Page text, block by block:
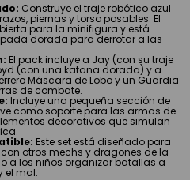
Construye el traje robótico azul
piernas y torso posables. El
para la minifigura y está
dorada para derrotar a las
El pack incluye a Jay (con su traje
(con una katana dorada) y a
Máscara de Lobo y un Guardia
de combate.
Incluye una pequeña sección de
como soporte para las armas de
decorativos que simulan
Este set está diseñado para
otros mechs y dragones de la
a los niños organizar batallas a
el mal.